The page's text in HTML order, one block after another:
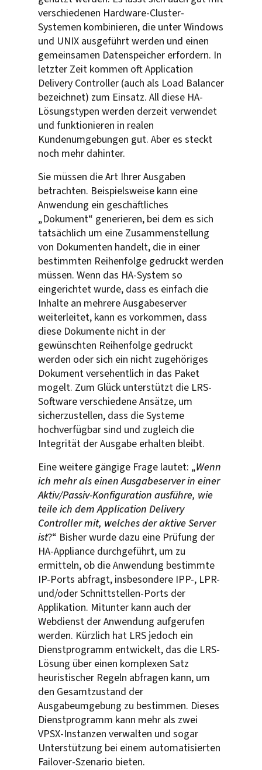
verschiedenen Hardware-Cluster-
Systemen kombinieren, die unter Windows
und UNIX ausgeführt werden und einen
gemeinsamen Datenspeicher erfordern. In
letzter Zeit kommen oft Application
Delivery Controller (auch als Load Balancer
bezeichnet) zum Einsatz. All diese HA-
Lösungstypen werden derzeit verwendet
und funktionieren in realen
Kundenumgebungen gut. Aber es steckt
noch mehr dahinter.
Sie müssen die Art Ihrer Ausgaben
betrachten. Beispielsweise kann eine
Anwendung ein geschäftliches
„Dokument“ generieren, bei dem es sich
tatsächlich um eine Zusammenstellung
von Dokumenten handelt, die in einer
bestimmten Reihenfolge gedruckt werden
müssen. Wenn das HA-System so
eingerichtet wurde, dass es einfach die
Inhalte an mehrere Ausgabeserver
weiterleitet, kann es vorkommen, dass
diese Dokumente nicht in der
gewünschten Reihenfolge gedruckt
werden oder sich ein nicht zugehöriges
Dokument versehentlich in das Paket
mogelt. Zum Glück unterstützt die LRS-
Software verschiedene Ansätze, um
sicherzustellen, dass die Systeme
hochverfügbar sind und zugleich die
Integrität der Ausgabe erhalten bleibt.
Eine weitere gängige Frage lautet: „Wenn
ich mehr als einen Ausgabeserver in einer
Aktiv/Passiv-Konfiguration ausführe, wie
teile ich dem Application Delivery
Controller mit, welches der aktive Server
ist?“ Bisher wurde dazu eine Prüfung der
HA-Appliance durchgeführt, um zu
ermitteln, ob die Anwendung bestimmte
IP-Ports abfragt, insbesondere IPP-, LPR-
und/oder Schnittstellen-Ports der
Applikation. Mitunter kann auch der
Webdienst der Anwendung aufgerufen
werden. Kürzlich hat LRS jedoch ein
Dienstprogramm entwickelt, das die LRS-
Lösung über einen komplexen Satz
heuristischer Regeln abfragen kann, um
den Gesamtzustand der
Ausgabeumgebung zu bestimmen. Dieses
Dienstprogramm kann mehr als zwei
VPSX-Instanzen verwalten und sogar
Unterstützung bei einem automatisierten
Failover-Szenario bieten.